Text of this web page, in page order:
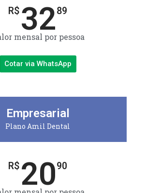
R$ 3289
mensal por pessoa
Cotar via WhatsApp
Empresarial
Plano Amil Dental
R$ 2090